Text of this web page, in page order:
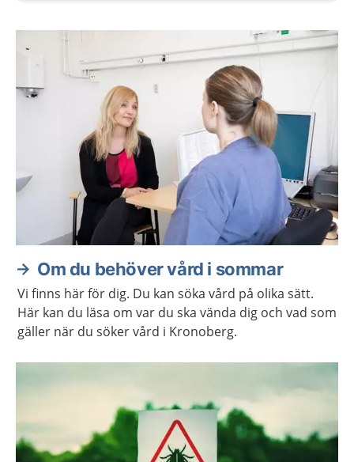
Aktuella artiklar
Om du behöver vård i sommar
Vi finns här för dig. Du kan söka vård på olika sätt.
Här kan du läsa om var du ska vända dig och vad som
gäller när du söker vård i Kronoberg.